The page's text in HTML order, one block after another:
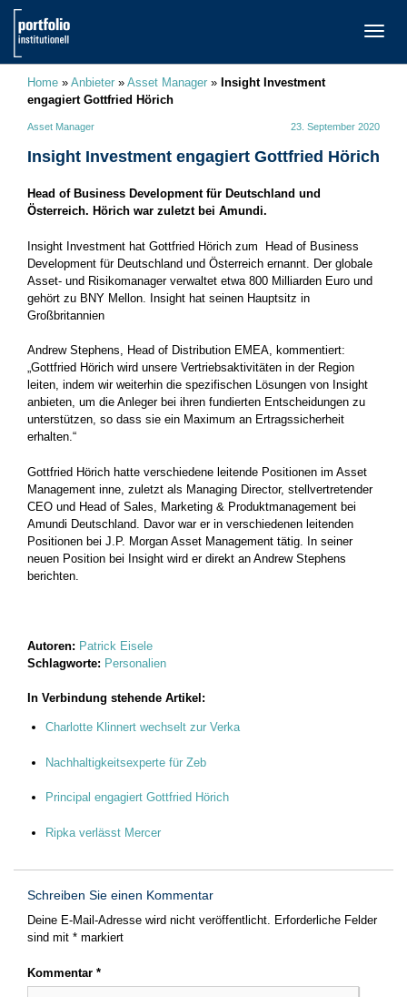
Home » Anbieter » Asset Manager » Insight Investment
engagiert Gottfried Hörich
Asset Manager 23. September 2020
Insight Investment engagiert Gottfried Hörich
Head of Business Development für Deutschland und
Österreich. Hörich war zuletzt bei Amundi.
Insight Investment hat Gottfried Hörich zum Head of Business
Development für Deutschland und Österreich ernannt. Der globale
Asset- und Risikomanager verwaltet etwa 800 Milliarden Euro und
gehört zu BNY Mellon. Insight hat seinen Hauptsitz in
Großbritannien
Andrew Stephens, Head of Distribution EMEA, kommentiert:
„Gottfried Hörich wird unsere Vertriebsaktivitäten in der Region
leiten, indem wir weiterhin die spezifischen Lösungen von Insight
anbieten, um die Anleger bei ihren fundierten Entscheidungen zu
unterstützen, so dass sie ein Maximum an Ertragssicherheit
erhalten.“
Gottfried Hörich hatte verschiedene leitende Positionen im Asset
Management inne, zuletzt als Managing Director, stellvertretender
CEO und Head of Sales, Marketing & Produktmanagement bei
Amundi Deutschland. Davor war er in verschiedenen leitenden
Positionen bei J.P. Morgan Asset Management tätig. In seiner
neuen Position bei Insight wird er direkt an Andrew Stephens
berichten.
Autoren: Patrick Eisele
Schlagworte: Personalien
In Verbindung stehende Artikel:
Charlotte Klinnert wechselt zur Verka
Nachhaltigkeitsexperte für Zeb
Principal engagiert Gottfried Hörich
Ripka verlässt Mercer
Schreiben Sie einen Kommentar
Deine E-Mail-Adresse wird nicht veröffentlicht. Erforderliche Felder
sind mit * markiert
Kommentar *